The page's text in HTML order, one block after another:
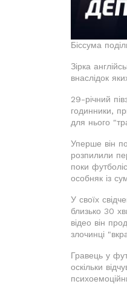
Біссума
Зірка
внаслідок
29-річний
годинники,
для нього
Уперше він
розпилили
поки
особняк із
У своїх
близько 30
відео він
злочинці
Гравець у
оскільки